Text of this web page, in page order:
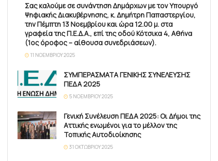
Σας καλούμε σε συνάντηση Δημάρχων με τον Υπουργό
Ψηφιακής Διακυβέρνησης, κ. Δημήτρη Παπαστεργίου,
την Πέμπτη 13 Νοεμβρίου και ώρα 12.00 μ. στα
γραφεία της Π.Ε.Δ.Α., επί της οδού Κότσικα 4, Αθήνα
(1ος όροφος – αίθουσα συνεδριάσεων).
11 ΝΟΕΜΒΡΊΟΥ 2025
ΣΥΜΠΕΡΑΣΜΑΤΑ ΓΕΝΙΚΗΣ ΣΥΝΕΛΕΥΣΗΣ
ΠΕΔΑ 2025
5 ΝΟΕΜΒΡΊΟΥ 2025
Γενική Συνέλευση ΠΕΔΑ 2025: Οι Δήμοι της
Αττικής ενωμένοι για το μέλλον της
Τοπικής Αυτοδιοίκησης
31 ΟΚΤΩΒΡΊΟΥ 2025